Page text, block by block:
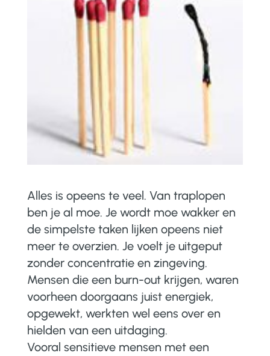
Alles is opeens te veel. Van traplopen
ben je al moe. Je wordt moe wakker en
de simpelste taken lijken opeens niet
meer te overzien. Je voelt je uitgeput
zonder concentratie en zingeving.
Mensen die een burn-out krijgen, waren
voorheen doorgaans juist energiek,
opgewekt, werkten wel eens over en
hielden van een uitdaging.
Vooral sensitieve mensen met een